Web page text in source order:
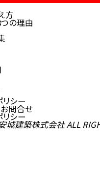
方
の理由
シー
問合せ
シー
建築株式会社 ALL